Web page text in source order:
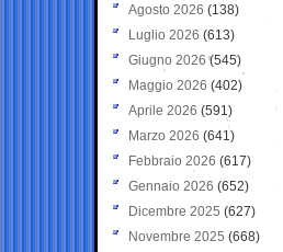
Agosto 2026 (138)
Luglio 2026 (613)
Giugno 2026 (545)
Maggio 2026 (402)
Aprile 2026 (591)
Marzo 2026 (641)
Febbraio 2026 (617)
Gennaio 2026 (652)
Dicembre 2025 (627)
Novembre 2025 (668)